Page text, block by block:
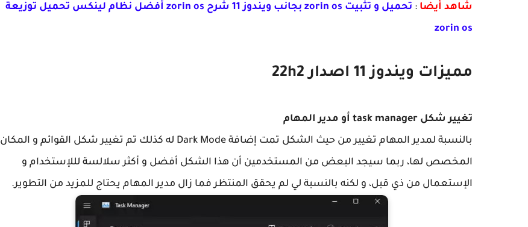
شاهد أيضا :
تحميل و تثبيت zorin os بجانب ويندوز 11 شرح zorin os أفضل نظام لينكس تحميل توزيعة
zorin os
مميزات ويندوز 11 اصدار 22h2
تغيير شكل task manager أو مدير المهام
بالنسبة لمدير المهام تغيير من حيث الشكل تمت إضافة Dark Mode له كذلك تم تغيير شكل القوائم و المكان
المخصص لها، ربما سيجد البعض من المستخدمين أن هذا الشكل أفضل و أكثر سلالسة لللإستخدام و
الإستعمال من ذي قبل، و لكنه بالنسبة لي لم يحقق المنتظر فما زال مدير المهام يحتاج للمزيد من التطوير.